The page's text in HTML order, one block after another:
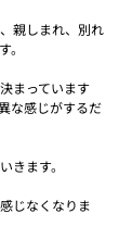
親しまれ、別れ
まっています
な感じがするだ
きます。
じなくなりま